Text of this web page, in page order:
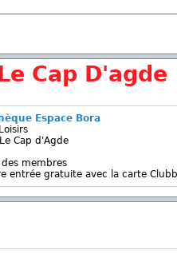
Cap D'agde
Espace Bora
Cap d'Agde
membres
entrée gratuite avec la carte